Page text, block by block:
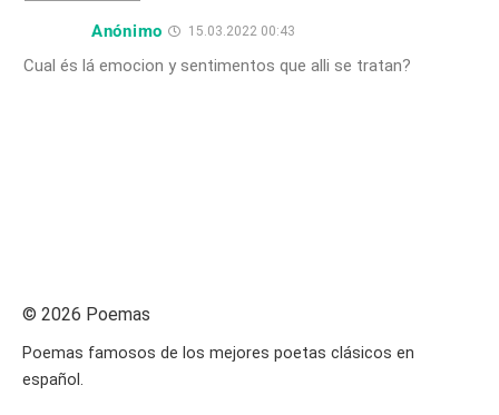
Anónimo 15.03.2022 00:43
Cual és lá emocion y sentimentos que alli se tratan?
© 2026 Poemas
Poemas famosos de los mejores poetas clásicos en
español.